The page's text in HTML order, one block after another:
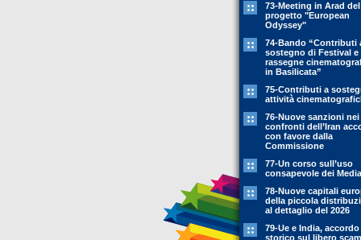
73-Meeting in Arad del
progetto "European
Odyssey"
74-Bando “Contributi
sostegno di Festival e
rassegne
in Basilicata”
75-Contributi a
attività
76-Nuove sanzioni nei
confronti dell’Iran
con favore dalla
Commissione
77-Un corso sull’uso
consapevole dei Media
78-Nuove capitali
della piccola
al dettaglio del 2026
79-Ue e India, accordo
storico sul libero